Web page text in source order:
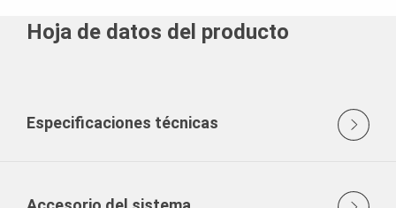
Hoja de datos del producto
Especificaciones técnicas